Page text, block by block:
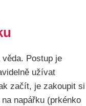
Postup je
užívat
začít, je zakoupit si
napářku (prkénko